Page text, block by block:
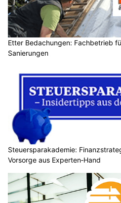
Etter Bedachungen: Fachbetrieb
Sanierungen
Steuersparakademie:
Vorsorge aus Experten‑Hand